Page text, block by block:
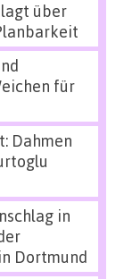
über
für
Dahmen
in
Dortmund